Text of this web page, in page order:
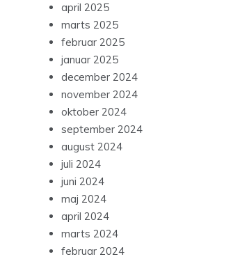
april 2025
marts 2025
februar 2025
januar 2025
december 2024
november 2024
oktober 2024
september 2024
august 2024
juli 2024
juni 2024
maj 2024
april 2024
marts 2024
februar 2024